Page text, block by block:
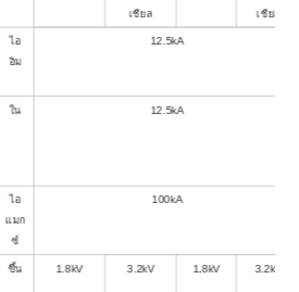
เชียล เชียล
ไอ
อิม
12.5kA
ใน 12.5kA
ไอ
แมก
ซ์
100kA
ขึ้น 1.8kV 3.2kV 1.8kV 3.2kV